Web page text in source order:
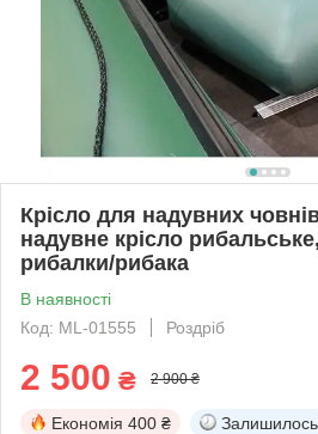
Крісло для надувних
надувне крісло
рибалки/рибака
В наявності
Код: ML-01555
Роздріб
2 500 ₴ 2 900 ₴
Економія 400 ₴ Залишилось